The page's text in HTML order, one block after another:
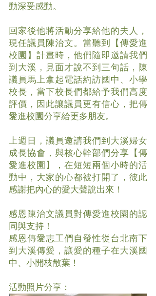
動深受感動。
回家後他將活動分享給他的夫人，
現任議員陳治文。當聽到【傳愛進
校園】計畫時，他們隨即邀請我們
到大溪，見面才說不到三句話，陳
議員馬上拿起電話約訪國中、小學
校長，當下校長們都給予我們高度
評價，因此讓議員更有信心，把傳
愛進校園分享給更多朋友。
上週日，議員邀請我們到大溪婦女
成長協會，與核心幹部們分享【傳
愛進校園】，在短短兩個小時的活
動中，大家的心都被打開了，彼此
感謝把內心的愛大聲說出來！
感恩陳治文議員對傳愛進校園的認
同與支持！
感恩傳愛志工們自發性從台北南下
到大溪傳愛，讓愛的種子在大溪國
中、小開枝散葉！
活動照片分享：